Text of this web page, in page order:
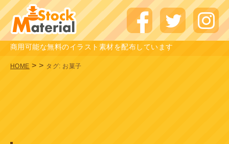
商用可能な無料のイラスト素材を配布しています
HOME >> タグ: お菓子